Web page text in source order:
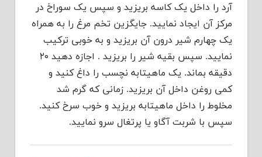
آرد را داخل یک کاسه بریزید و سپس یک سوراخ در
مرکز آن ایجاد نمایید. جایگزین تخم مرغ را به همراه
یک چهارم شیر درون آن بریزید و به خوبی ترکیب
نمایید. سپس بقیه شیر را بریزید . اجازه دهید ۲۰
دقیقه بماند. یک ماهیتابه نچسب را داغ کنید و
کمی روغن داخل آن بریزید. زمانی که گرم شد
مخلوط را داخل ماهیتابه بریزید و خوب سرخ کنید.
سپس با شربت آگاو یا پرتغال سرو نمایید.